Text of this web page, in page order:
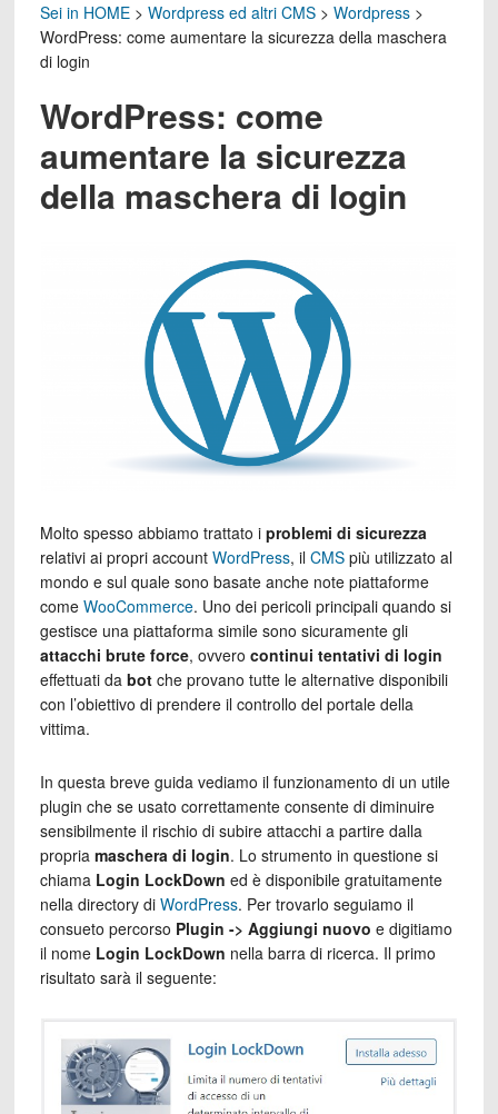
Sei in HOME> Wordpress ed altri CMS> Wordpress>
WordPress: come aumentare la sicurezza della maschera
di login
WordPress: come
aumentare la sicurezza
della maschera di login
Molto spesso abbiamo trattato i problemi di sicurezza
relativi ai propri account WordPress, il CMSpiù utilizzato al
mondo e sul quale sono basate anche note piattaforme
come WooCommerce. Uno dei pericoli principali quando si
gestisce una piattaforma simile sono sicuramente gli
attacchi brute force, ovvero continui tentativi di login
effettuati da botche provano tutte le alternative disponibili
con l’obiettivo di prendere il controllo del portale della
vittima.
In questa breve guida vediamo il funzionamento di un utile
plugin che se usato correttamente consente di diminuire
sensibilmente il rischio di subire attacchi a partire dalla
propria maschera di login. Lo strumento in questione si
chiama Login LockDown ed è disponibile gratuitamente
nella directory di WordPress. Per trovarlo seguiamo il
consueto percorso Plugin -> Aggiungi nuovo e digitiamo
il nome Login LockDown nella barra di ricerca. Il primo
risultato sarà il seguente: